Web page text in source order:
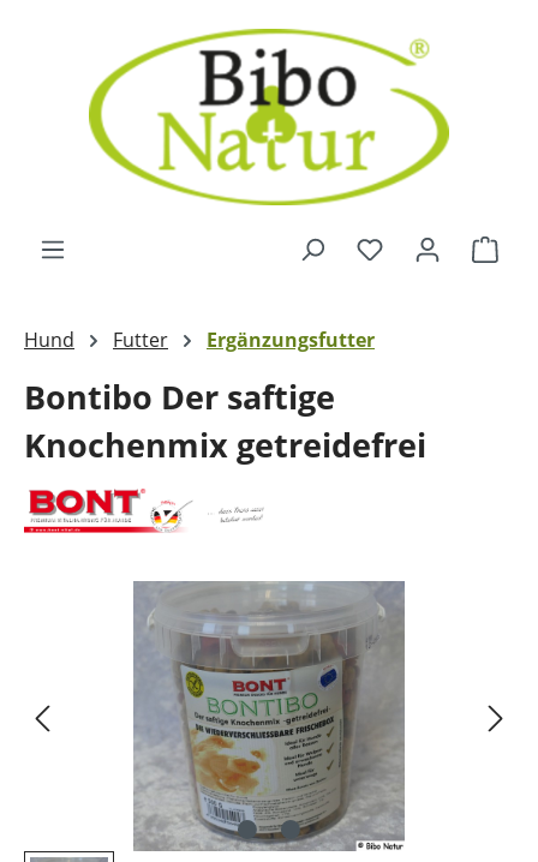
Zum Hauptinhalt springen
Hund Futter Ergänzungsfutter
Bontibo Der saftige
Knochenmix getreidefrei